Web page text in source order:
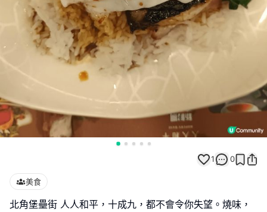
1 0
美食
北角堡壘街 人人和平，十成九，都不會令你失望。燒味，